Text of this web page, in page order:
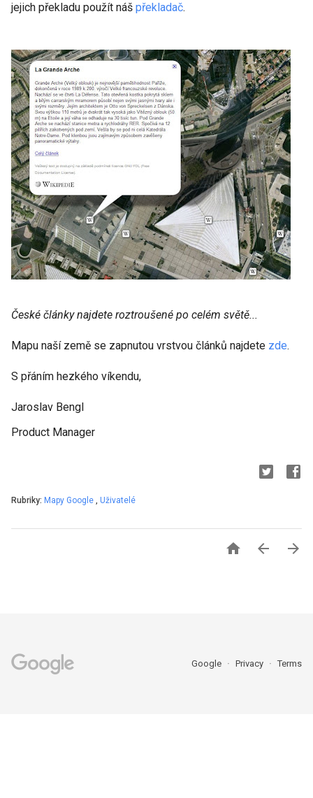
jejich překladu použít náš překladač.
České články najdete roztroušené po celém světě...
Mapu naší země se zapnutou vrstvou článků najdete zde.
S přáním hezkého víkendu,
Jaroslav Bengl
Product Manager
Rubriky: Mapy Google , Uživatelé
  
Google Privacy Terms